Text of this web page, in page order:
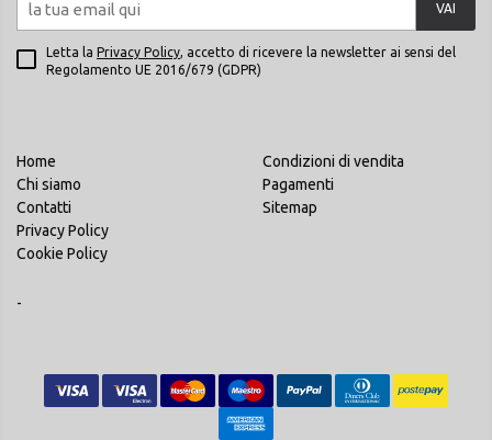
VAI
Letta la Privacy Policy, accetto di ricevere la newsletter ai sensi del
Regolamento UE 2016/679 (GDPR)
Home
Chi siamo
Contatti
Privacy Policy
Cookie Policy
Condizioni di vendita
Pagamenti
Sitemap
-